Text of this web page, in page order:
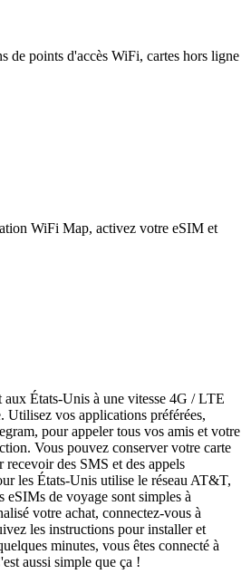
de points d'accès WiFi, cartes hors ligne
WiFi Map, activez votre eSIM et
aux États-Unis à une vitesse 4G / LTE
Utilisez vos applications préférées,
pour appeler tous vos amis et votre
Vous pouvez conserver votre carte
des SMS et des appels
les États-Unis utilise le réseau AT&T,
eSIMs de voyage sont simples à
votre achat, connectez-vous à
les instructions pour installer et
minutes, vous êtes connecté à
aussi simple que ça !